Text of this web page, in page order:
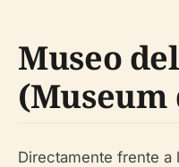
Museo
Directamente frente a